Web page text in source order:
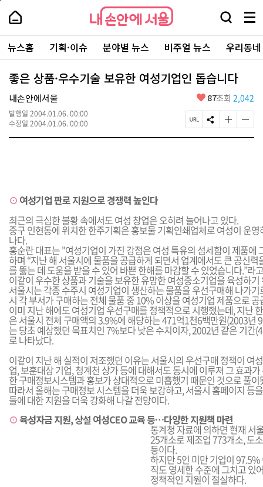
본
로
가
내
손
안
에
서
울
-
서
울
시
대
표
소
내
손
에
울
검
창
열
기
메
뉴
전
체
보
주
요
서
뉴스홈 기획·이슈 분야별 뉴스 비주얼 뉴스 우리동
좋은 상품·우수기술 보유한 여성기업인 돕습니다
내손안에서울
발행일 2004.01.06. 00:00
수정일 2004.01.06. 00:00
좋
요
87조회 2,042
페
이
S
N
글
자
기
글
자
⊙ 여성기업 판로 지원으로 경쟁력 높인다
최근의 극심한 불황 속에서도 여성 창업은 오히려 늘어나고 있다.
중구 인현동에 위치한 한주기획은 홍보물 기획인쇄업체로 여성이 운영
나다.
홍순란 대표는 "여성기업이 가진 강점은 여성 특유의 섬세함이 제품에
하며 “지난 해 서울시에 물품을 공급하게 되면서 업계에서도 큰 공신력
를 뚫는 데 도움을 받을 수 있어 바쁜 한해를 마감할 수 있었습니다.”라
이같이 우수한 상품과 기술을 보유한 유망한 여성중소기업을 육성하
서울시는 각종 수주시 여성기업이 생산하는 물품을 우선구매해 나가
시 각 부서가 구매하는 전체 물품 중 10% 이상을 여성기업 제품으로
이미 지난 해에도 여성기업 우선구매를 정책적으로 시행했는데, 지난
은 서울시 전체 구매액의 3.9%에 해당하는 471억1천6백만원(2003년
는 당초 예상했던 목표치인 7%보다 낮은 수치이자, 2002년 같은 기간
로 나타났다.
이같이 지난 해 실적이 저조했던 이유는 서울시의 우선구매 정책이 여
업, 보훈대상 기업, 청계천 상가 등에 대해서도 동시에 이루져 그 효과
한 구매정보시스템과 홍보가 상대적으로 미흡했기 때문인 것으로 풀이
따라서 올해는 구매정보 시스템을 더욱 보강하고, 서울시 홈페이지 등
들에 대한 지원을 더욱 강화해 나갈 전망이다.
⊙육성자금 지원, 상설 여성CEO 교육 등…다양한 지원책 마련
통계청 자료에 의하면 현재 서
25개소로 제조업 773개소, 도
등이다.
하지만 5인 미만 기업이
직도 영세한 수준에 그치고 있
정책적인 지원이 절실하다.
페
상
단
로